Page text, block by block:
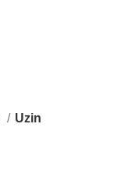
Uzin